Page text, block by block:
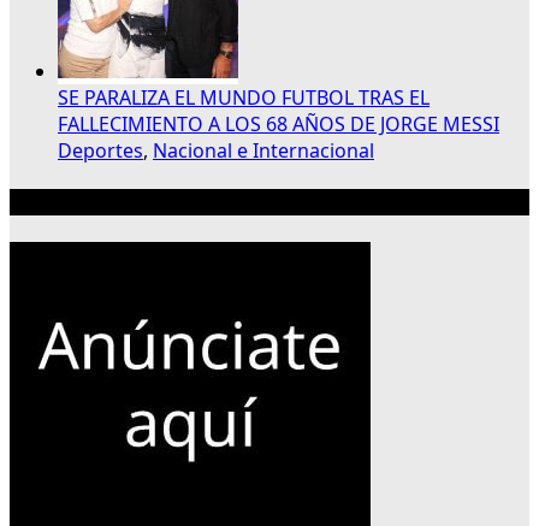
SE PARALIZA EL MUNDO FUTBOL TRAS EL
FALLECIMIENTO A LOS 68 AÑOS DE JORGE MESSI
Deportes, Nacional e Internacional